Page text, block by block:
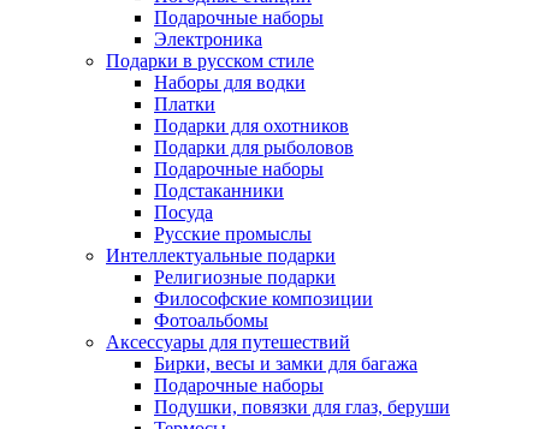
Подарочные наборы
Электроника
Подарки в русском стиле
Наборы для водки
Платки
Подарки для охотников
Подарки для рыболовов
Подарочные наборы
Подстаканники
Посуда
Русские промыслы
Интеллектуальные подарки
Религиозные подарки
Философские композиции
Фотоальбомы
Аксессуары для путешествий
Бирки, весы и замки для багажа
Подарочные наборы
Подушки, повязки для глаз, беруши